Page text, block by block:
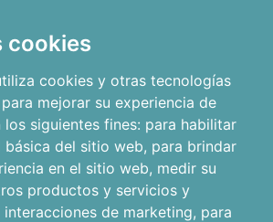
cookies
cookies y otras tecnologías
mejorar su experiencia de
siguientes fines: para habilitar
básica del sitio web, para brindar
en el sitio web, medir su
productos y servicios y
interacciones de marketing, para